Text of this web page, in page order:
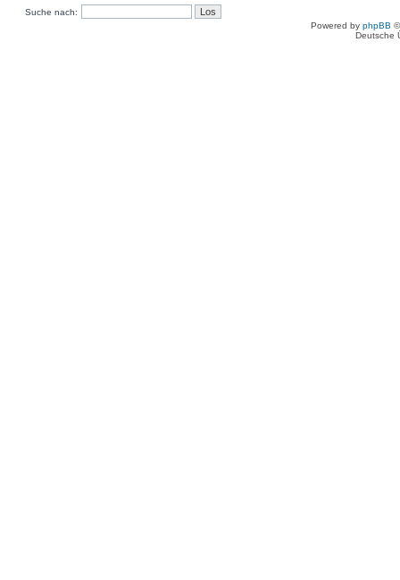
Suche nach:
Powered by phpBB
Deutsche